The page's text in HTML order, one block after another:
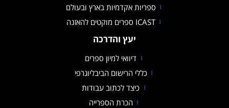
ספריות אקדמיות בארץ ובעולם
ICAST ספרים מוקטים להאזנה
יעץ והדרכה
דיוואי למיון ספרים
כללי הרישום הביבליוגרפי
כיצד לכתוב עבודות
הכרת הספרייה